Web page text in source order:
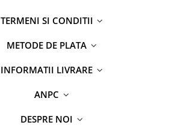
TERMENI SI CONDITII
METODE DE PLATA
INFORMATII LIVRARE
ANPC
DESPRE NOI